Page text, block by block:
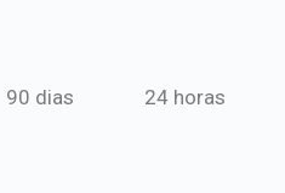
90 dias 24 horas